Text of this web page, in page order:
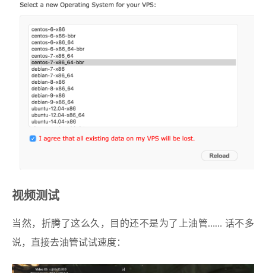
视频测试
当然，折腾了这么久，目的还不是为了上油管…… 话不多
说，直接去油管试试速度：